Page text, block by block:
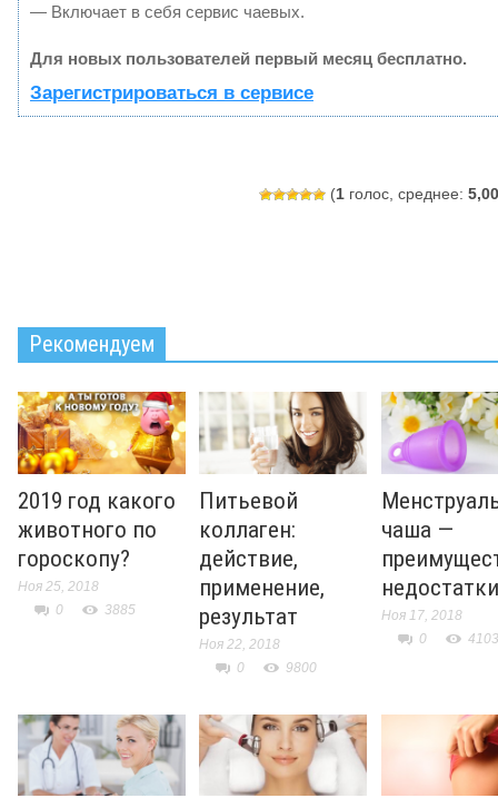
— Включает в себя сервис чаевых.
Для новых пользователей первый месяц бесплатно.
Зарегистрироваться в сервисе
(1голос, среднее: 5,00
Рекомендуем
2019 год какого
животного по
гороскопу?
Ноя 25, 2018
0
3885
Питьевой
коллаген:
действие,
применение,
результат
Ноя 22, 2018
0
9800
чаша —
недостатки
Ноя 17, 2018
0
4103